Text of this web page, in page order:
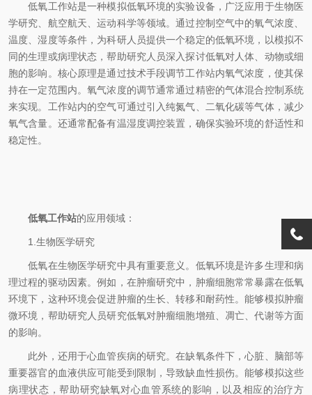
低氧工作站是一种模拟低氧环境的实验设备，广泛应用于生物医
学研究、航空航天、运动科学等领域。通过控制空气中的氧气浓度、
温度、湿度等条件，为科研人员提供一个稳定的低氧环境，以模拟不
同的生理或病理状态，帮助研究人员深入探讨低氧对人体、动物或细
胞的影响。核心原理是通过技术手段调节工作站内氧气浓度，使其保
持在一定范围内。氧气浓度的调节通常通过精密的气体混合控制系统
来实现。工作站内的空气可通过引入纯氮气、二氧化碳等气体，减少
氧气含量。还通常配备有温湿度调控装置，确保实验环境的舒适性和
稳定性。
低氧工作站的应用领域：
1.生物医学研究
低氧在生物医学研究中具有重要意义。低氧环境是许多生理和病
理过程的驱动因素。例如，在肿瘤研究中，肿瘤细胞常常暴露在低氧
环境下，这种环境会促进肿瘤的生长、转移和耐药性。能够模拟肿瘤
微环境，帮助研究人员研究低氧对肿瘤细胞增殖、凋亡、代谢等方面
的影响。
此外，还用于心血管疾病的研究。在缺氧条件下，心脏、脑部等
重要器官的血液供应可能受到限制，导致缺血性损伤。能够模拟这些
病理状态，帮助研究缺氧对心血管系统的影响，以及相应的治疗方